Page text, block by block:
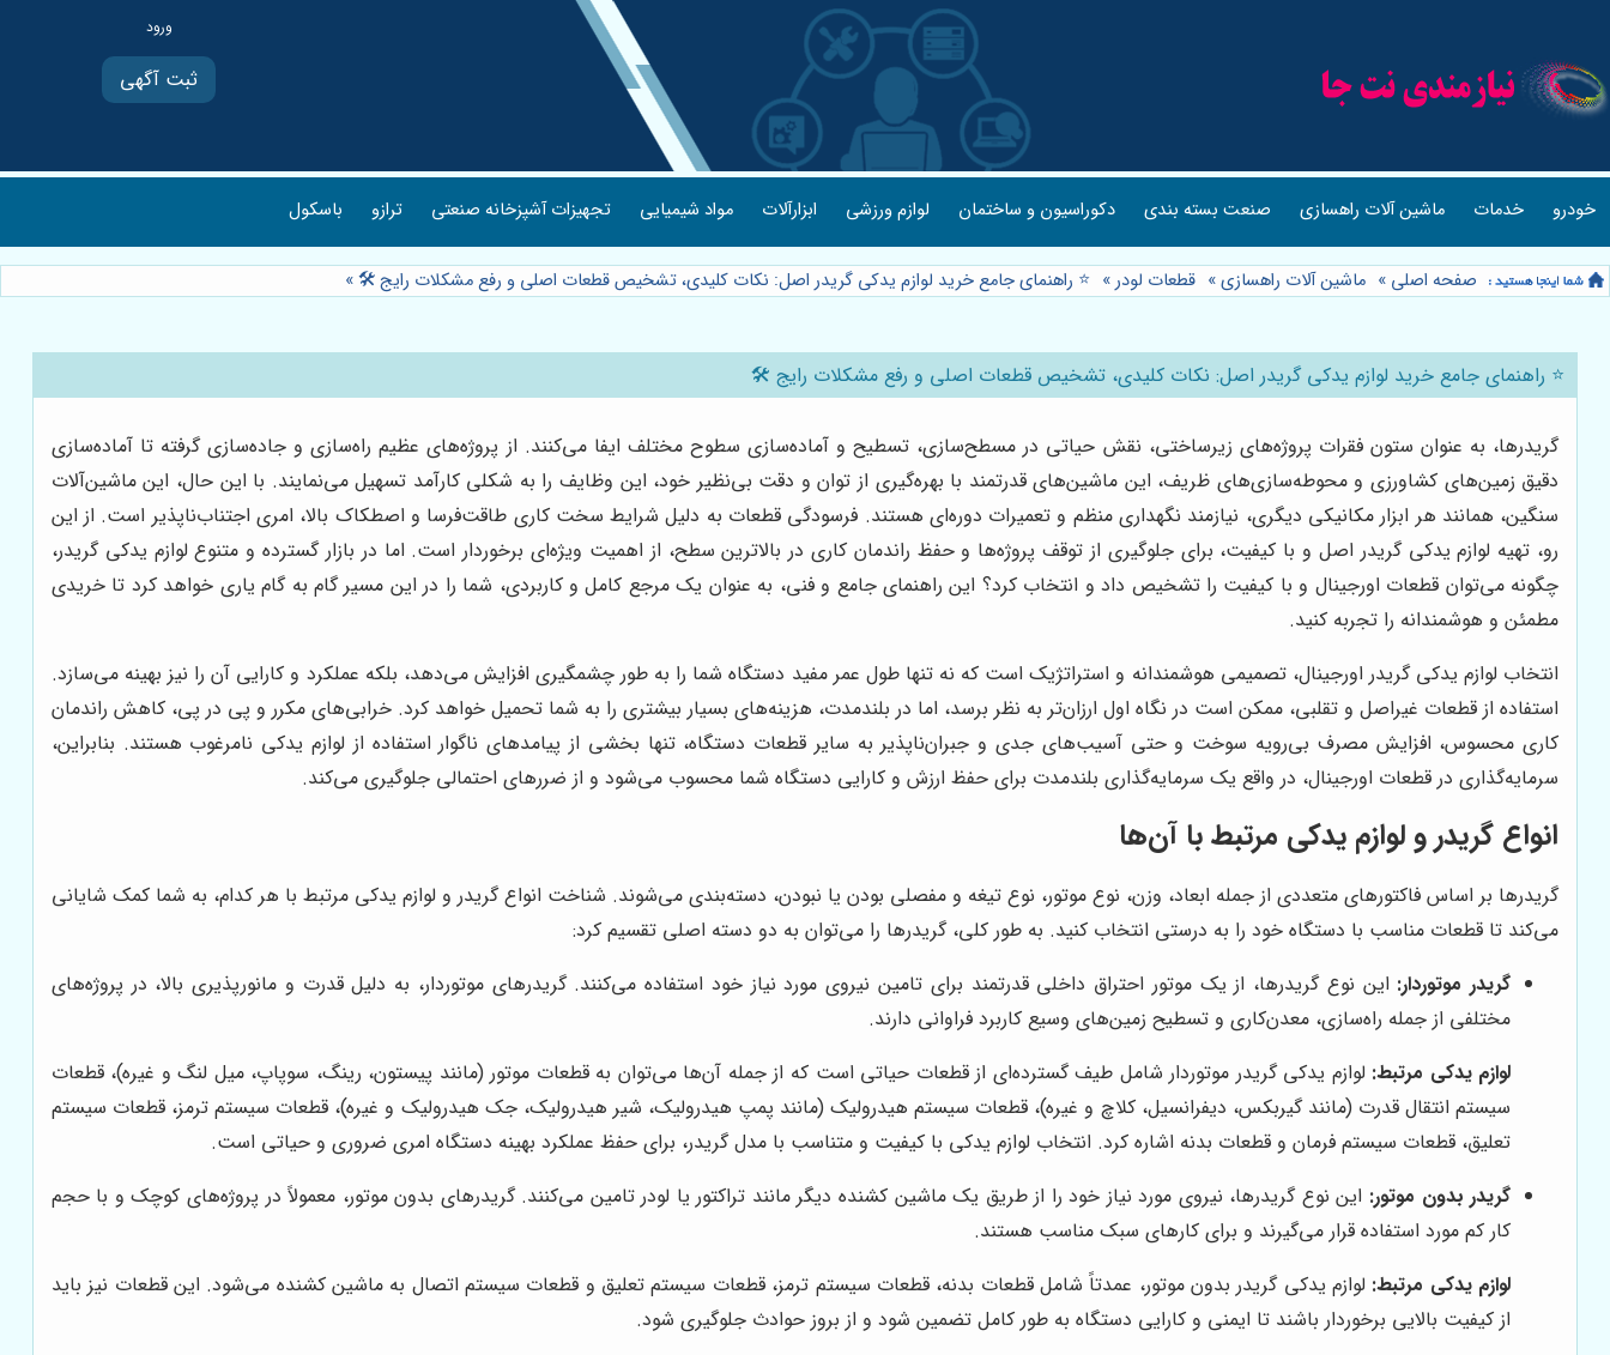
ثبت آگهی
خودرو خدمات ماشین آلات راهسازی صنعت بسته بندی دکوراسیون و ساختمان لوازم ورزشی ابزارآلات مواد شیمیایی تجهیزات آشپزخانه صنعتی ترازو باسکول
صفحه اصلی » ماشین آلات راهسازی» قطعات لودر» ⭐️ راهنمای جامع خرید لوازم یدکی گریدر اصل: نکات کلیدی، تشخیص قطعات اصلی و رفع مشکلات رایج 🛠️»
⭐️ راهنمای جامع خرید لوازم یدکی گریدر اصل: نکات کلیدی، تشخیص قطعات اصلی و رفع مشکلات رایج 🛠️
گریدرها، به عنوان ستون فقرات پروژه‌های زیرساختی، نقش حیاتی در مسطح‌سازی، تسطیح و آماده‌سازی سطوح مختلف ایفا می‌کنند. از پروژه‌های عظیم راه‌سازی و جاده‌سازی گرفته تا آماده‌سازی
دقیق زمین‌های کشاورزی و محوطه‌سازی‌های ظریف، این ماشین‌های قدرتمند با بهره‌گیری از توان و دقت بی‌نظیر خود، این وظایف را به شکلی کارآمد تسهیل می‌نمایند. با این حال، این ماشین‌آلات
سنگین، همانند هر ابزار مکانیکی دیگری، نیازمند نگهداری منظم و تعمیرات دوره‌ای هستند. فرسودگی قطعات به دلیل شرایط سخت کاری طاقت‌فرسا و اصطکاک بالا، امری اجتناب‌ناپذیر است. از این
رو، تهیه لوازم یدکی گریدر اصل و با کیفیت، برای جلوگیری از توقف پروژه‌ها و حفظ راندمان کاری در بالاترین سطح، از اهمیت ویژه‌ای برخوردار است. اما در بازار گسترده و متنوع لوازم یدکی گریدر،
چگونه می‌توان قطعات اورجینال و با کیفیت را تشخیص داد و انتخاب کرد؟ این راهنمای جامع و فنی، به عنوان یک مرجع کامل و کاربردی، شما را در این مسیر گام به گام یاری خواهد کرد تا خریدی
مطمئن و هوشمندانه را تجربه کنید.
انتخاب لوازم یدکی گریدر اورجینال، تصمیمی هوشمندانه و استراتژیک است که نه تنها طول عمر مفید دستگاه شما را به طور چشمگیری افزایش می‌دهد، بلکه عملکرد و کارایی آن را نیز بهینه می‌سازد.
استفاده از قطعات غیراصل و تقلبی، ممکن است در نگاه اول ارزان‌تر به نظر برسد، اما در بلندمدت، هزینه‌های بسیار بیشتری را به شما تحمیل خواهد کرد. خرابی‌های مکرر و پی در پی، کاهش راندمان
کاری محسوس، افزایش مصرف بی‌رویه سوخت و حتی آسیب‌های جدی و جبران‌ناپذیر به سایر قطعات دستگاه، تنها بخشی از پیامدهای ناگوار استفاده از لوازم یدکی نامرغوب هستند. بنابراین،
سرمایه‌گذاری در قطعات اورجینال، در واقع یک سرمایه‌گذاری بلندمدت برای حفظ ارزش و کارایی دستگاه شما محسوب می‌شود و از ضررهای احتمالی جلوگیری می‌کند.
انواع گریدر و لوازم یدکی مرتبط با آن‌ها
گریدرها بر اساس فاکتورهای متعددی از جمله ابعاد، وزن، نوع موتور، نوع تیغه و مفصلی بودن یا نبودن، دسته‌بندی می‌شوند. شناخت انواع گریدر و لوازم یدکی مرتبط با هر کدام، به شما کمک شایانی
می‌کند تا قطعات مناسب با دستگاه خود را به درستی انتخاب کنید. به طور کلی، گریدرها را می‌توان به دو دسته اصلی تقسیم کرد:
گریدر موتوردار: این نوع گریدرها، از یک موتور احتراق داخلی قدرتمند برای تامین نیروی مورد نیاز خود استفاده می‌کنند. گریدرهای موتوردار، به دلیل قدرت و مانورپذیری بالا، در پروژه‌های
مختلفی از جمله راه‌سازی، معدن‌کاری و تسطیح زمین‌های وسیع کاربرد فراوانی دارند.
لوازم یدکی مرتبط: لوازم یدکی گریدر موتوردار شامل طیف گسترده‌ای از قطعات حیاتی است که از جمله آن‌ها می‌توان به قطعات موتور (مانند پیستون، رینگ، سوپاپ، میل لنگ و غیره)، قطعات
سیستم انتقال قدرت (مانند گیربکس، دیفرانسیل، کلاچ و غیره)، قطعات سیستم هیدرولیک (مانند پمپ هیدرولیک، شیر هیدرولیک، جک هیدرولیک و غیره)، قطعات سیستم ترمز، قطعات سیستم
تعلیق، قطعات سیستم فرمان و قطعات بدنه اشاره کرد. انتخاب لوازم یدکی با کیفیت و متناسب با مدل گریدر، برای حفظ عملکرد بهینه دستگاه امری ضروری و حیاتی است.
گریدر بدون موتور: این نوع گریدرها، نیروی مورد نیاز خود را از طریق یک ماشین کشنده دیگر مانند تراکتور یا لودر تامین می‌کنند. گریدرهای بدون موتور، معمولاً در پروژه‌های کوچک و با حجم
کار کم مورد استفاده قرار می‌گیرند و برای کارهای سبک مناسب هستند.
لوازم یدکی مرتبط: لوازم یدکی گریدر بدون موتور، عمدتاً شامل قطعات بدنه، قطعات سیستم ترمز، قطعات سیستم تعلیق و قطعات سیستم اتصال به ماشین کشنده می‌شود. این قطعات نیز باید
از کیفیت بالایی برخوردار باشند تا ایمنی و کارایی دستگاه به طور کامل تضمین شود و از بروز حوادث جلوگیری شود.